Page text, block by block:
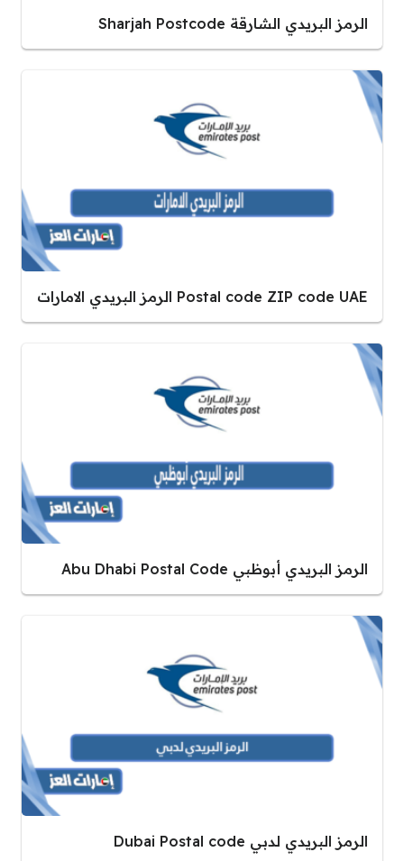
الرمز البريدي الشارقة Sharjah Postcode
Postal code ZIP code UAE الرمز البريدي الامارات
الرمز البريدي أبوظبي Abu Dhabi Postal Code
الرمز البريدي لدبي Dubai Postal code